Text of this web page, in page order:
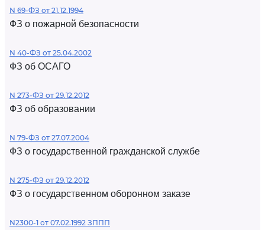
N 69-ФЗ от 21.12.1994
ФЗ о пожарной безопасности
N 40-ФЗ от 25.04.2002
ФЗ об ОСАГО
N 273-ФЗ от 29.12.2012
ФЗ об образовании
N 79-ФЗ от 27.07.2004
ФЗ о государственной гражданской службе
N 275-ФЗ от 29.12.2012
ФЗ о государственном оборонном заказе
N2300-1 от 07.02.1992 ЗППП